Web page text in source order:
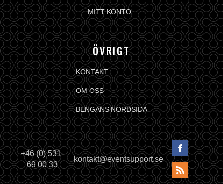
MITT KONTO
ÖVRIGT
KONTAKT
OM OSS
BENGANS NÖRDSIDA
+46 (0) 531-
69 00 33
kontakt@eventsupport.se